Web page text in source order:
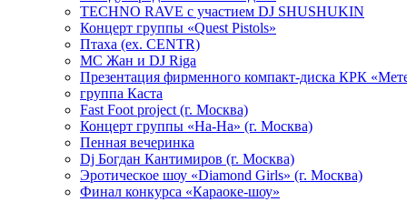
TECHNO RAVE с участием DJ SHUSHUKIN
Концерт группы «Quest Pistols»
Птаха (ex. CENTR)
МС Жан и DJ Riga
Презентация фирменного компакт-диска КРК
группа Каста
Fast Foot project (г. Москва)
Концерт группы «На-На» (г. Москва)
Пенная вечеринка
Dj Богдан Кантимиров (г. Москва)
Эротическое шоу «Diamond Girls» (г. Москва)
Финал конкурса «Караоке-шоу»